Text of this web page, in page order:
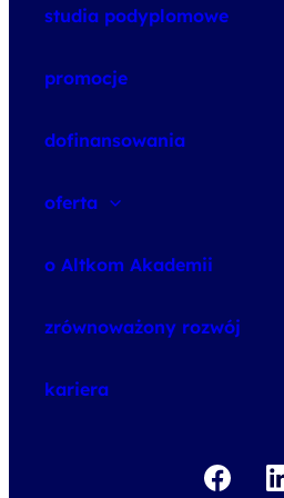
studia podyplomowe
promocje
dofinansowania
oferta
o Altkom Akademii
zrównoważony rozwój
kariera